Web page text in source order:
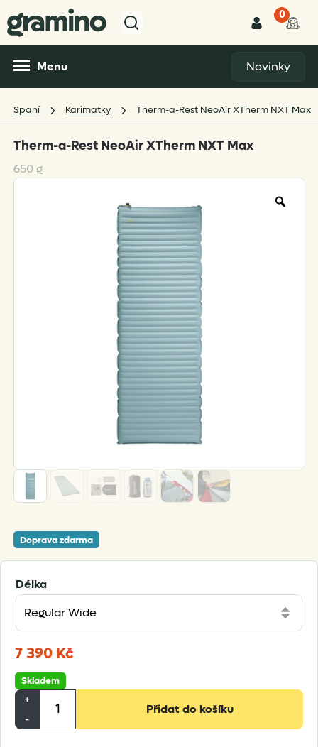
0
Menu Novinky
Spaní Karimatky Therm-a-Rest NeoAir XTherm NXT Max
Therm-a-Rest NeoAir XTherm NXT Max
650 g
Doprava zdarma
Délka
7 390 Kč
Skladem
+
-
Přidat do košíku